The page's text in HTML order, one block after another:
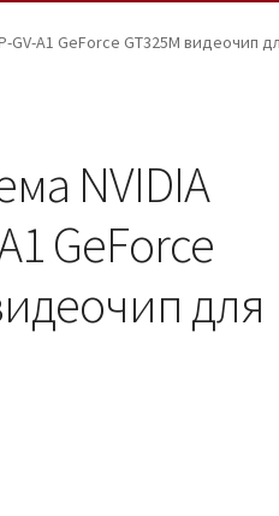
GV-A1 GeForce GT325M видеочип
NVIDIA
GeForce
для